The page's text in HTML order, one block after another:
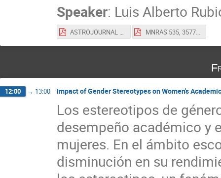
Speaker: Luis Alberto
ASTROJOURNAL - LUIS RUBIO.pdf MNRAS 535, 3577–3594 (2024).pdf
12:00 → 13:00 Impact of Gender Stereotypes on Women's
Los estereotipos de
desempeño académico y
mujeres. En el ámbito
disminución en su